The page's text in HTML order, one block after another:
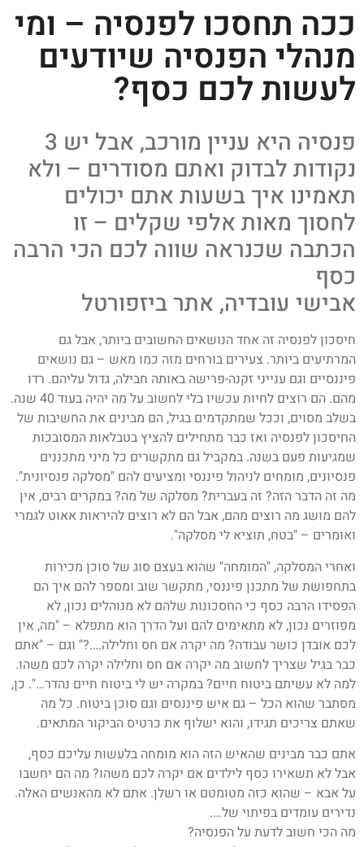
ככה תחסכו לפנסיה – ומי
מנהלי הפנסיה שיודעים
לעשות לכם כסף?
פנסיה היא עניין מורכב, אבל יש 3
נקודות לבדוק ואתם מסודרים – ולא
תאמינו איך בשעות אתם יכולים
לחסוך מאות אלפי שקלים – זו
הכתבה שכנראה שווה לכם הכי הרבה
כסף
אבישי עובדיה, אתר ביזפורטל
חיסכון לפנסיה זה אחד הנושאים החשובים ביותר, אבל גם
המרתיעים ביותר. צעירים בורחים מזה כמו מאש – גם נושאים
פיננסיים וגם ענייני זקנה-פרישה באותה חבילה, גדול עליהם. רדו
מהם. הם רוצים לחיות עכשיו בלי לחשוב על מה יהיה בעוד 40 שנה.
בשלב מסוים, וככל שמתקדמים בגיל, הם מבינים את החשיבות של
החיסכון לפנסיה ואז כבר מתחילים להציץ בטבלאות המסובכות
שמגיעות פעם בשנה. במקביל גם מתקשרים כל מיני מתכננים
פנסיונים, מומחים לניהול פיננסי ומציעים להם "מסלקה פנסיונית".
מה זה הדבר הזה? זה בעברית? מסלקה של מה? במקרים רבים, אין
להם מושג מה רוצים מהם, אבל הם לא רוצים להיראות אאוט לגמרי
ואומרים – "בטח, תוציא לי מסלקה".
ואחרי המסלקה, "המומחה" שהוא בעצם סוג של סוכן מכירות
בתחפושת של מתכנן פיננסי, מתקשר שוב ומספר להם איך הם
הפסידו הרבה כסף כי החסכונות שלהם לא מנוהלים נכון, לא
מפוזרים נכון, לא מתאימים להם ועל הדרך הוא מתפלא – "מה, אין
לכם אובדן כושר עבודה? מה יקרה אם חס וחלילה….?" וגם – "אתם
כבר בגיל שצריך לחשוב מה יקרה אם חס וחלילה יקרה לכם משהו.
למה לא עשיתם ביטוח חיים? במקרה יש לי ביטוח חיים נהדר…". כן,
מסתבר שהוא הכל – גם איש פיננסים וגם סוכן ביטוח. כל מה
שאתם צריכים תגידו, והוא ישלוף את כרטיס הביקור המתאים.
אתם כבר מבינים שהאיש הזה הוא מומחה בלעשות עליכם כסף,
אבל לא תשאירו כסף לילדים אם יקרה לכם משהו? מה הם יחשבו
על אבא – שהוא כזה מטומטם או רשלן. אתם לא מהאנשים האלה.
נדירים עומדים בפיתוי של….
מה הכי חשוב לדעת על הפנסיה?